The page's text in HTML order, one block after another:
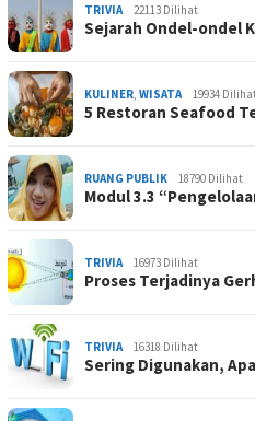
TRIVIA 22113 Dilihat
Sejarah Ondel-ondel
KULINER, WISATA 19934
5 Restoran Seafood
RUANG PUBLIK 18790 Dilihat
Modul 3.3
TRIVIA 16973 Dilihat
Proses Terjadinya
TRIVIA 16318 Dilihat
Sering Digunakan,